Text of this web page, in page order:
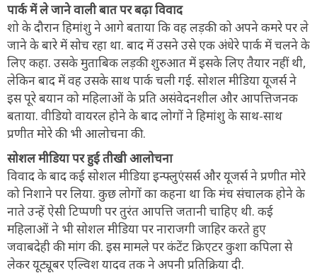
पार्क में ले जाने वाली बात पर बढ़ा विवाद
शो के दौरान हिमांशु ने आगे बताया कि वह लड़की को अपने कमरे पर ले
जाने के बारे में सोच रहा था. बाद में उसने उसे एक अंधेरे पार्क में चलने के
लिए कहा. उसके मुताबिक लड़की शुरुआत में इसके लिए तैयार नहीं थी,
लेकिन बाद में वह उसके साथ पार्क चली गई. सोशल मीडिया यूजर्स ने
इस पूरे बयान को महिलाओं के प्रति असंवेदनशील और आपत्तिजनक
बताया. वीडियो वायरल होने के बाद लोगों ने हिमांशु के साथ-साथ
प्रणीत मोरे की भी आलोचना की.
सोशल मीडिया पर हुई तीखी आलोचना
विवाद के बाद कई सोशल मीडिया इन्फ्लुएंसर्स और यूजर्स ने प्रणीत मोरे
को निशाने पर लिया. कुछ लोगों का कहना था कि मंच संचालक होने के
नाते उन्हें ऐसी टिप्पणी पर तुरंत आपत्ति जतानी चाहिए थी. कई
महिलाओं ने भी सोशल मीडिया पर नाराजगी जाहिर करते हुए
जवाबदेही की मांग की. इस मामले पर कंटेंट क्रिएटर कुशा कपिला से
लेकर यूट्यूबर एल्विश यादव तक ने अपनी प्रतिक्रिया दी.